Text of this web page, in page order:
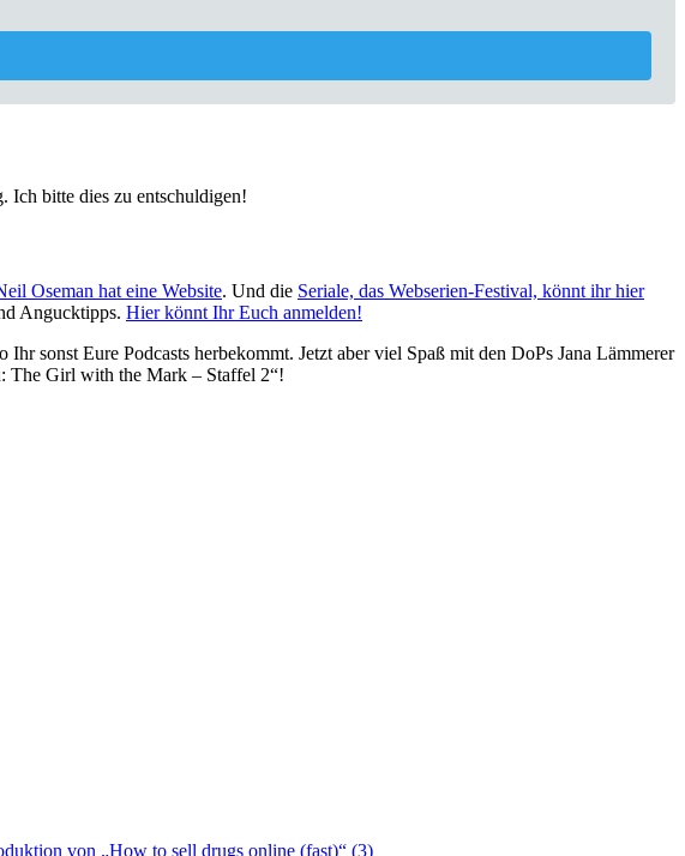
Ich bitte dies zu entschuldigen!
Oseman hat eine Website. Und die Seriale, das Webserien-Festival, könnt ihr hier
Angucktipps. Hier könnt Ihr Euch anmelden!
Ihr sonst Eure Podcasts herbekommt. Jetzt aber viel Spaß mit den DoPs Jana Lämmerer
The Girl with the Mark – Staffel 2“!
von „How to sell drugs online (fast)“ (3)